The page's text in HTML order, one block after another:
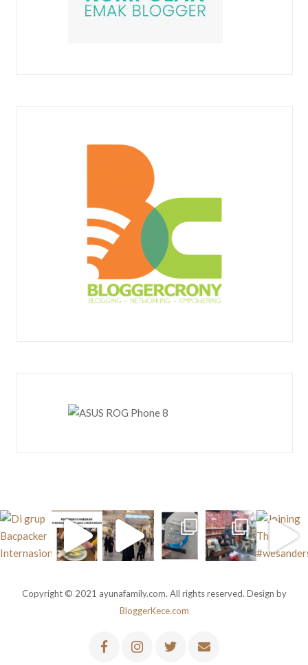
Copyright © 2021 ayunafamily.com. All rights reserved. Design by
BloggerKece.com